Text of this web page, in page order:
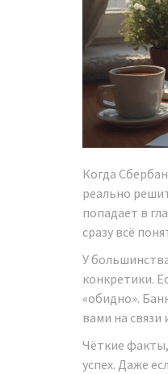
Когда
реально
попадает в
сразу всё
У
конкретики.
«обидно».
вами на связи
Чёткие
успех. Даже